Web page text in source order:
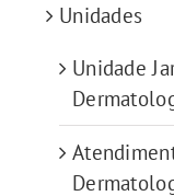
Unidades
Unidade